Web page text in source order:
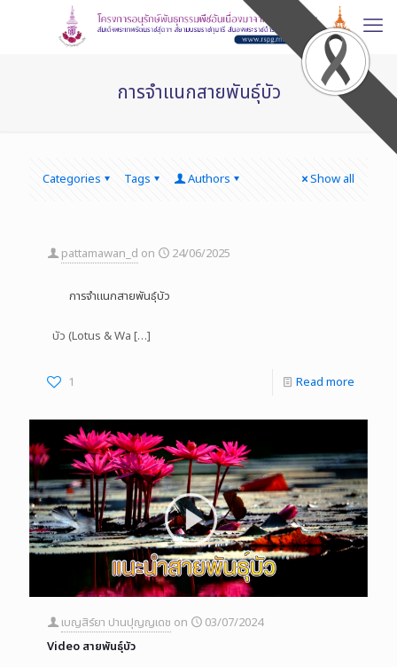
การจำแนกสายพันธุ์บัว
Categories Tags Authors Show all
pattamawan_d on 24/06/2025
การจำแนกสายพันธุ์บัว
บัว (Lotus & Wa […]
1 Read more
เบญสิร์ยา ปานปุญญเดช on
03/07/2024
Video สายพันธุ์บัว